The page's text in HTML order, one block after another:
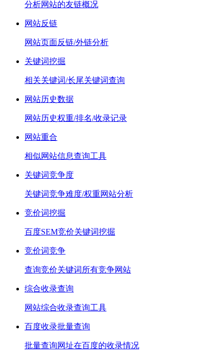
分析网站的友链概况
网站反链
网站页面反链/外链分析
关键词挖掘
相关关键词/长尾关键词查询
网站历史数据
网站历史权重/排名/收录记录
网站重合
相似网站信息查询工具
关键词竞争度
关键词竞争难度/权重网站分析
竞价词挖掘
百度SEM竞价关键词挖掘
竞价词竞争
查询竞价关键词所有竞争网站
综合收录查询
网站综合收录查询工具
百度收录批量查询
批量查询网址在百度的收录情况